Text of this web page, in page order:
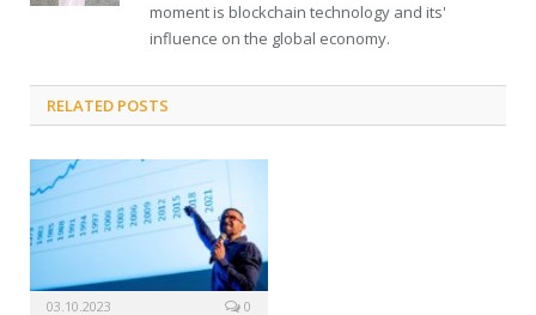
moment is blockchain technology and its'
influence on the global economy.
RELATED POSTS
03.10.2023 0